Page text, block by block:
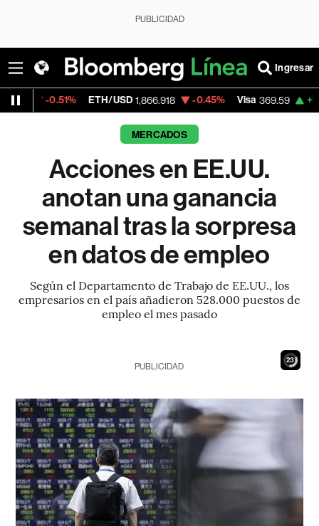
PUBLICIDAD
Ingresar
ETH/USD 1,866.918 -0.45% Visa 369.59 +1.07%
MERCADOS
Acciones en EE.UU.
anotan una ganancia
semanal tras la sorpresa
en datos de empleo
Según el Departamento de Trabajo de EE.UU., los
empresarios en el país añadieron 528.000 puestos de
empleo el mes pasado
21
PUBLICIDAD